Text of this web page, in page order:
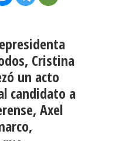
Cristina
un acto
candidato a
Axel